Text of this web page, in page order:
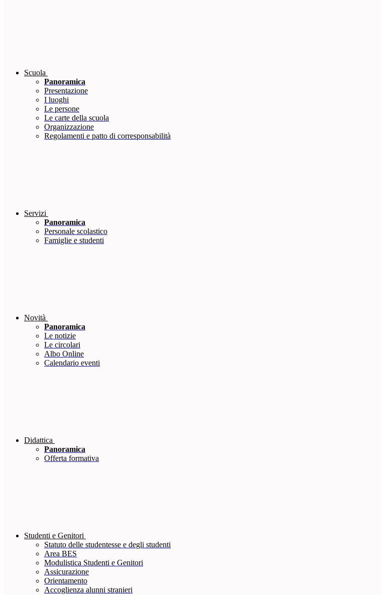
Scuola
Panoramica
Presentazione
I luoghi
Le persone
Le carte della scuola
Organizzazione
Regolamenti e patto di corresponsabilità
Servizi
Panoramica
Personale scolastico
Famiglie e studenti
Novità
Panoramica
Le notizie
Le circolari
Albo Online
Calendario eventi
Didattica
Panoramica
Offerta formativa
Studenti e Genitori
Statuto delle studentesse e degli studenti
Area BES
Modulistica Studenti e Genitori
Assicurazione
Orientamento
Accoglienza alunni stranieri